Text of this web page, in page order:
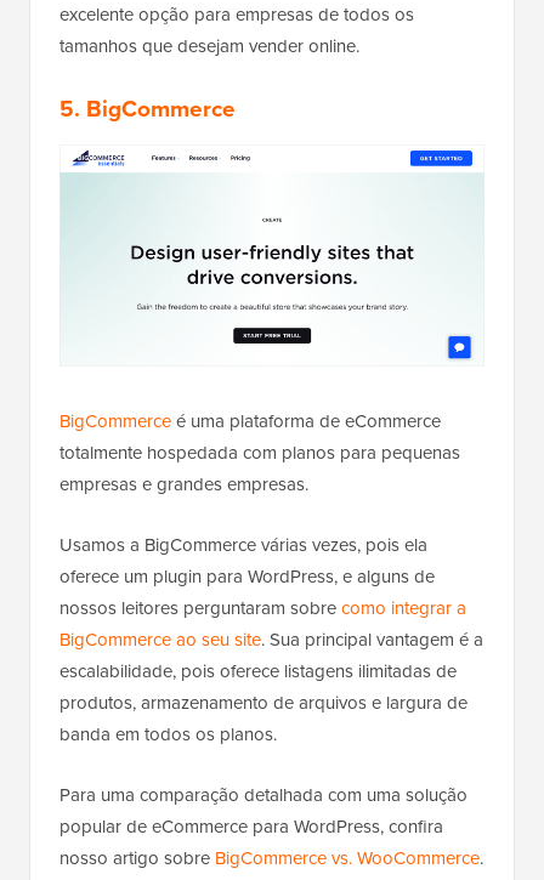
excelente opção para empresas de todos os
tamanhos que desejam vender online.
5. BigCommerce
BigCommerceé uma plataforma de eCommerce
totalmente hospedada com planos para pequenas
empresas e grandes empresas.
Usamos a BigCommerce várias vezes, pois ela
oferece um plugin para WordPress, e alguns de
nossos leitores perguntaram sobrecomo integrar a
BigCommerce ao seu site. Sua principal vantagem é a
escalabilidade, pois oferece listagens ilimitadas de
produtos, armazenamento de arquivos e largura de
banda em todos os planos.
Para uma comparação detalhada com uma solução
popular de eCommerce para WordPress, confira
nosso artigo sobre BigCommerce vs. WooCommerce.